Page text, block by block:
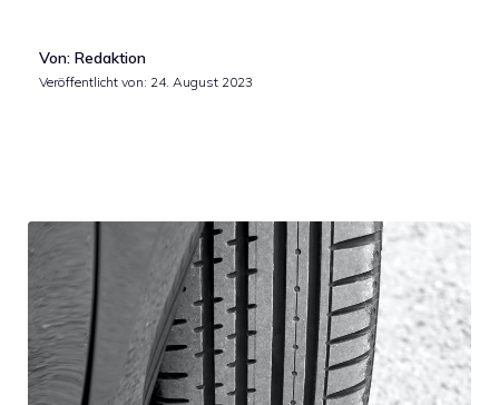
Von: Redaktion
Veröffentlicht von: 24. August 2023